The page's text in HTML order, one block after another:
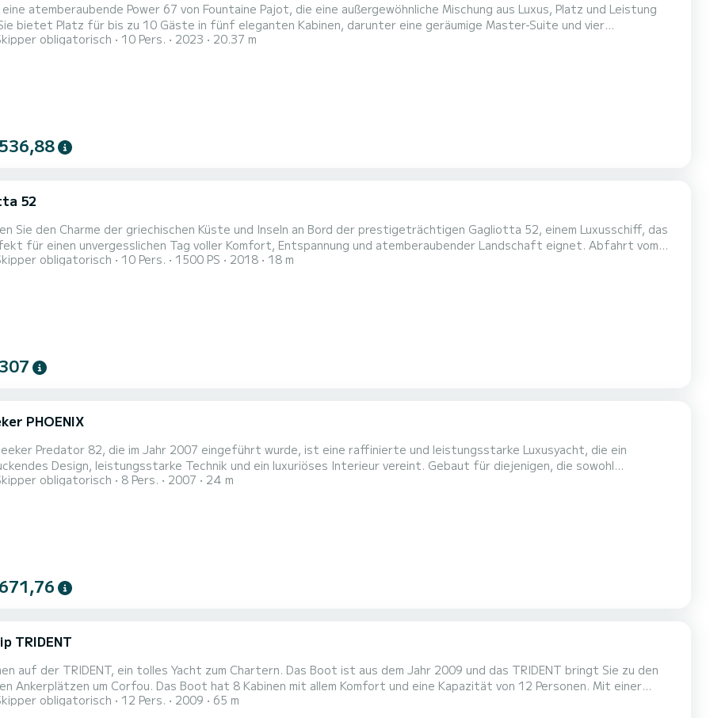
atemberaubende Power 67 von Fountaine Pajot, die eine außergewöhnliche Mischung aus Luxus, Platz und Leistung
bietet Platz für bis zu 10 Gäste in fünf eleganten Kabinen, darunter eine geräumige Master-Suite und vier
alle mit eigenen Badezimmern, die maximalen Komfort und Privatsphäre für alle an Bord gewährleisten. Mit Sitz in
obligatorisch 10 Pers. 2023 20.37 m
52
Sie den Charme der griechischen Küste und Inseln an Bord der prestigeträchtigen Gagliotta 52, einem Luxusschiff, das
für einen unvergesslichen Tag voller Komfort, Entspannung und atemberaubender Landschaft eignet. Abfahrt vom
Parga oder nach Vereinbarung in der Nähe begleiten wir Sie auf ein einzigartiges Erlebnis, bei dem Sie die Wunder
obligatorisch 10 Pers. 1500 PS 2018 18 m
PHOENIX
Predator 82, die im Jahr 2007 eingeführt wurde, ist eine raffinierte und leistungsstarke Luxusyacht, die ein
Design, leistungsstarke Technik und ein luxuriöses Interieur vereint. Gebaut für diejenigen, die sowohl
als auch Eleganz schätzen, bietet der Predator 82 ein aufregendes Fahrerlebnis und ultimativen Komfort und Stil
obligatorisch 8 Pers. 2007 24 m
TRIDENT
auf der TRIDENT, ein tolles Yacht zum Chartern. Das Boot ist aus dem Jahr 2009 und das TRIDENT bringt Sie zu den
Das Boot hat 8 Kabinen mit allem Komfort und eine Kapazität von 12 Personen. Mit einer
von 65 Metern wird es Ihr perfekter Begleiter sein, um einen einzigartigen Urlaub auf dem Wasser in der Umgebung
obligatorisch 12 Pers. 2009 65 m